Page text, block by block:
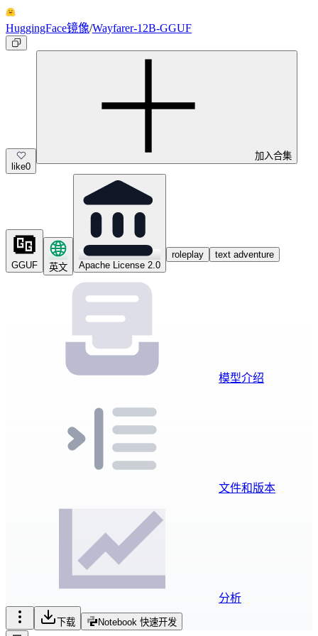
HuggingFace镜像/Wayfarer-12B-GGUF
like0
加入合集
GGUF 英文 Apache License 2.0
roleplay text adventure
模型介绍
文件和版本
分析
下载 Notebook 快速开发